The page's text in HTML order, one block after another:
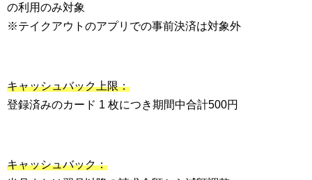
の利用のみ対象
※テイクアウトのアプリでの事前決済は対象外
キャッシュバック上限：
登録済みのカード 1 枚につき期間中合計500円
キャッシュバック：